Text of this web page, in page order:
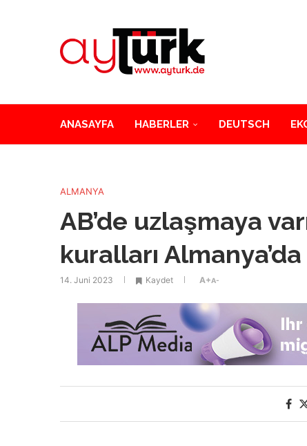
ANASAYFA HABERLER DEUTSCH
ALMANYA
AB’de uzlaşmaya
kuralları
14. Juni 2023 Kaydet A+A-